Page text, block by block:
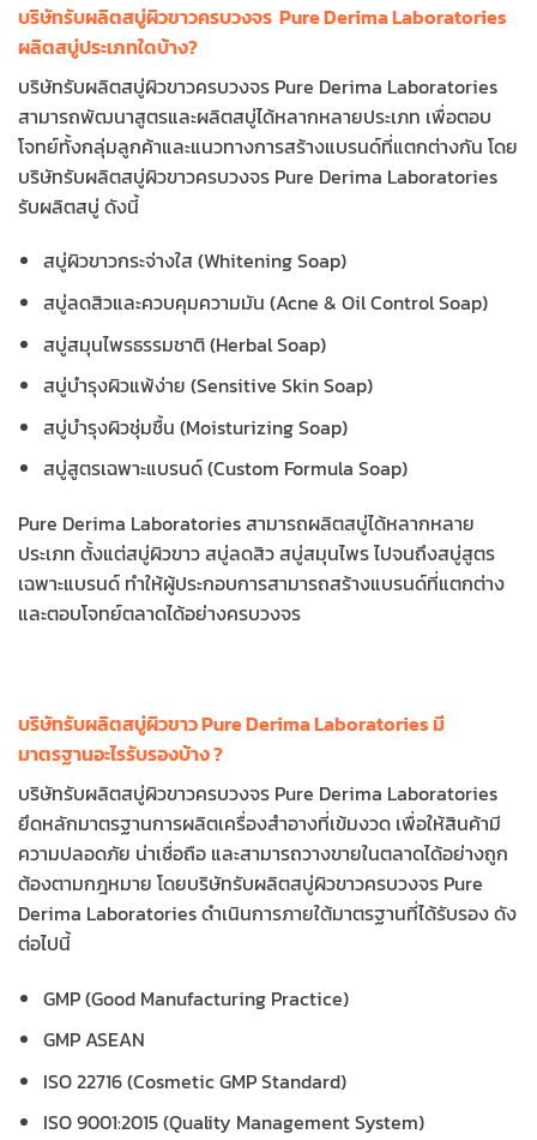
บริษัทรับผลิตสบู่ผิวขาวครบวงจร Pure Derima Laboratories
ผลิตสบู่ประเภทใดบ้าง?
บริษัทรับผลิตสบู่ผิวขาวครบวงจร Pure Derima Laboratories
สามารถพัฒนาสูตรและผลิตสบู่ได้หลากหลายประเภท เพื่อตอบ
โจทย์ทั้งกลุ่มลูกค้าและแนวทางการสร้างแบรนด์ที่แตกต่างกัน โดย
บริษัทรับผลิตสบู่ผิวขาวครบวงจร Pure Derima Laboratories
รับผลิตสบู่ ดังนี้
สบู่ผิวขาวกระจ่างใส (Whitening Soap)
สบู่ลดสิวและควบคุมความมัน (Acne & Oil Control Soap)
สบู่สมุนไพรธรรมชาติ (Herbal Soap)
สบู่บำรุงผิวแพ้ง่าย (Sensitive Skin Soap)
สบู่บำรุงผิวชุ่มชื้น (Moisturizing Soap)
สบู่สูตรเฉพาะแบรนด์ (Custom Formula Soap)
Pure Derima Laboratories สามารถผลิตสบู่ได้หลากหลาย
ประเภท ตั้งแต่สบู่ผิวขาว สบู่ลดสิว สบู่สมุนไพร ไปจนถึงสบู่สูตร
เฉพาะแบรนด์ ทำให้ผู้ประกอบการสามารถสร้างแบรนด์ที่แตกต่าง
และตอบโจทย์ตลาดได้อย่างครบวงจร
บริษัทรับผลิตสบู่ผิวขาว Pure Derima Laboratories มี
มาตรฐานอะไรรับรองบ้าง ?
บริษัทรับผลิตสบู่ผิวขาวครบวงจร Pure Derima Laboratories
ยึดหลักมาตรฐานการผลิตเครื่องสำอางที่เข้มงวด เพื่อให้สินค้ามี
ความปลอดภัย น่าเชื่อถือ และสามารถวางขายในตลาดได้อย่างถูก
ต้องตามกฎหมาย โดยบริษัทรับผลิตสบู่ผิวขาวครบวงจร Pure
Derima Laboratories ดำเนินการภายใต้มาตรฐานที่ได้รับรอง ดัง
ต่อไปนี้
GMP (Good Manufacturing Practice)
GMP ASEAN
ISO 22716 (Cosmetic GMP Standard)
ISO 9001:2015 (Quality Management System)